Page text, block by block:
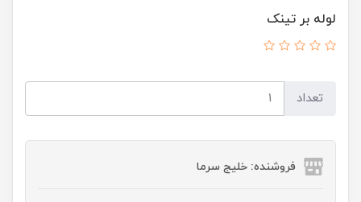
لوله بر تینک
تعداد
فروشنده: خلیج سرما